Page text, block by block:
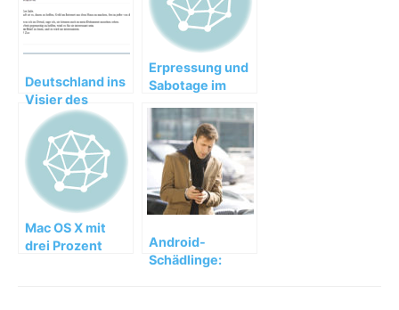
Deutschland ins
Visier des
Rovnix-
Trojaners
geraten
Erpressung und
Sabotage im
zu
Mac OS X mit
drei Prozent
Android-
Schädlinge: